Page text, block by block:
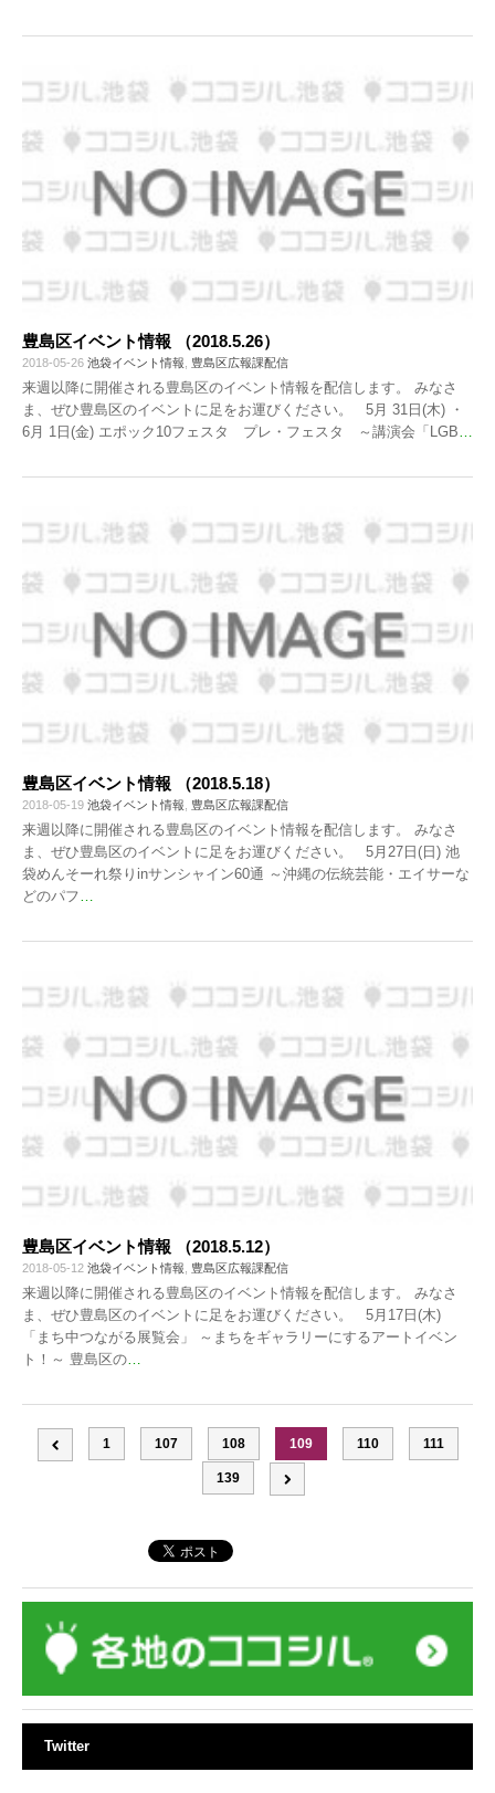
豊島区イベント情報 （2018.5.26）
2018-05-26 池袋イベント情報 豊島区広報課配信
来週以降に開催される豊島区のイベント情報を配信します。 みなさ
ま、ぜひ豊島区のイベントに足をお運びください。 5月 31日(木) ・
6月 1日(金) エポック10フェスタ プレ・フェスタ ～講演会「LGB…
豊島区イベント情報 （2018.5.18）
2018-05-19 池袋イベント情報 豊島区広報課配信
来週以降に開催される豊島区のイベント情報を配信します。 みなさ
ま、ぜひ豊島区のイベントに足をお運びください。 5月27日(日) 池
袋めんそーれ祭りinサンシャイン60通 ～沖縄の伝統芸能・エイサーな
どのパフ
豊島区イベント情報 （2018.5.12）
2018-05-12 池袋イベント情報 豊島区広報課配信
来週以降に開催される豊島区のイベント情報を配信します。 みなさ
ま、ぜひ豊島区のイベントに足をお運びください。 5月17日(木)
「まち中つながる展覧会」 ～まちをギャラリーにするアートイベン
ト！～ 豊島区の…
1 107 108 109 110 111
139
Twitter